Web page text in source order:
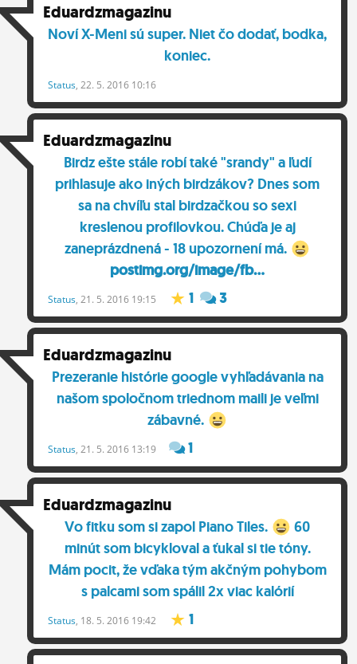
Eduardzmagazinu
Noví X-Meni sú super. Niet čo dodať, bodka,
koniec.
Status, 22. 5. 2016 10:16
Eduardzmagazinu
Birdz ešte stále robí také "srandy" a ľudí
prihlasuje ako iných birdzákov? Dnes som
sa na chvíľu stal birdzačkou so sexi
kreslenou profilovkou. Chúďa je aj
zaneprázdnená - 18 upozornení má.
postimg.org/image/fb...
Status, 21. 5. 2016 19:15 1 3
Eduardzmagazinu
Prezeranie histórie google vyhľadávania na
našom spoločnom triednom maili je veľmi
zábavné.
Status, 21. 5. 2016 13:19 1
Eduardzmagazinu
Vo fitku som si zapol Piano Tiles.
60
minút som bicykloval a ťukal si tie tóny.
Mám pocit, že vďaka tým akčným pohybom
s palcami som spálil 2x viac kalórií
Status, 18. 5. 2016 19:42 1